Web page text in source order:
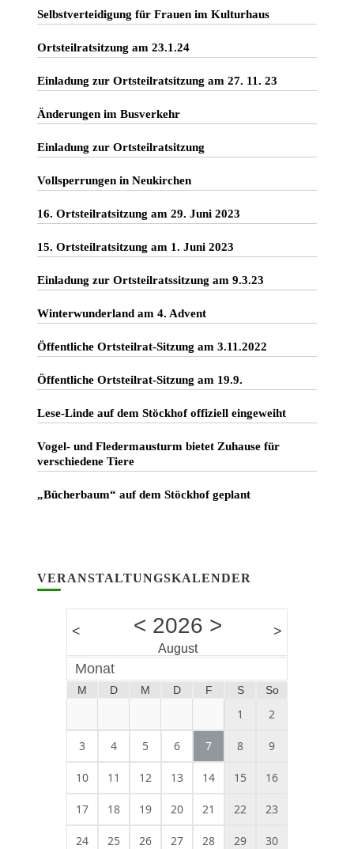
Selbstverteidigung für Frauen im Kulturhaus
Ortsteilratsitzung am 23.1.24
Einladung zur Ortsteilratsitzung am 27. 11. 23
Änderungen im Busverkehr
Einladung zur Ortsteilratsitzung
Vollsperrungen in Neukirchen
16. Ortsteilratsitzung am 29. Juni 2023
15. Ortsteilratsitzung am 1. Juni 2023
Einladung zur Ortsteilratssitzung am 9.3.23
Winterwunderland am 4. Advent
Öffentliche Ortsteilrat-Sitzung am 3.11.2022
Öffentliche Ortsteilrat-Sitzung am 19.9.
Lese-Linde auf dem Stöckhof offiziell eingeweiht
Vogel- und Fledermausturm bietet Zuhause für
verschiedene Tiere
„Bücherbaum“ auf dem Stöckhof geplant
VERANSTALTUNGSKALENDER
< < 2026 >
August
>
Monat
M D M D F S So
1 2
3 4 5 6 7 8 9
10 11 12 13 14 15 16
17 18 19 20 21 22 23
24 25 26 27 28 29 30